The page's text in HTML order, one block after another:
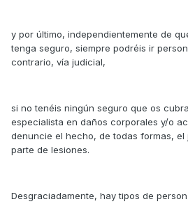
y por último, independientemente de
tenga seguro, siempre podréis ir
contrario, vía judicial,
si no tenéis ningún seguro que os
especialista en daños corporales y/o
denuncie el hecho, de todas formas, el
parte de lesiones.
Desgraciadamente, hay tipos de